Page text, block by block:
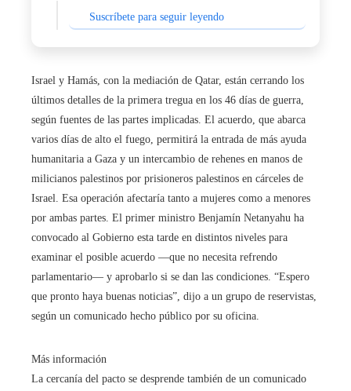
Suscríbete para seguir leyendo
Israel y Hamás, con la mediación de Qatar, están cerrando los
últimos detalles de la primera tregua en los 46 días de guerra,
según fuentes de las partes implicadas. El acuerdo, que abarca
varios días de alto el fuego, permitirá la entrada de más ayuda
humanitaria a Gaza y un intercambio de rehenes en manos de
milicianos palestinos por prisioneros palestinos en cárceles de
Israel. Esa operación afectaría tanto a mujeres como a menores
por ambas partes. El primer ministro Benjamín Netanyahu ha
convocado al Gobierno esta tarde en distintos niveles para
examinar el posible acuerdo ―que no necesita refrendo
parlamentario― y aprobarlo si se dan las condiciones. “Espero
que pronto haya buenas noticias”, dijo a un grupo de reservistas,
según un comunicado hecho público por su oficina.
Más información
La cercanía del pacto se desprende también de un comunicado